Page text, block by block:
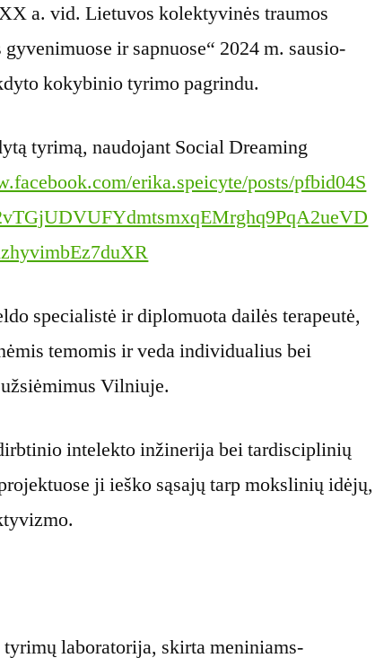
a. vid. Lietuvos kolektyvinės traumos
ir sapnuose“ 2024 m. sausio-
kokybinio tyrimo pagrindu.
tyrimą, naudojant Social Dreaming
erika.speicyte/posts/pfbid04S
specialistė ir diplomuota dailės terapeutė,
temomis ir veda individualius bei
Vilniuje.
intelekto inžinerija bei tardisciplinių
ji ieško sąsajų tarp mokslinių idėjų,
laboratorija, skirta meniniams-